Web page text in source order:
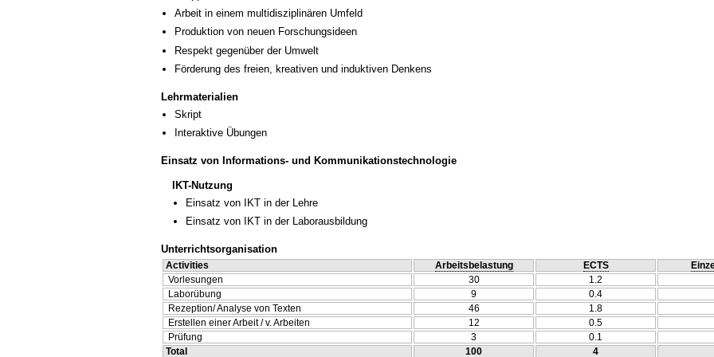
Arbeit in einem multidisziplinären Umfeld
Produktion von neuen Forschungsideen
Respekt gegenüber der Umwelt
Förderung des freien, kreativen und induktiven Denkens
Lehrmaterialien
Skript
Interaktive Übungen
Einsatz von Informations- und Kommunikationstechnologie
IKT-Nutzung
Einsatz von IKT in der Lehre
Einsatz von IKT in der Laborausbildung
Unterrichtsorganisation
Activities Arbeitsbelastung ECTS
Vorlesungen
30 1.2
Laborübung
9 0.4
Rezeption/ Analyse von Texten
46 1.8
Erstellen einer Arbeit / v. Arbeiten
12
0.5
Prüfung
3
0.1
Total
100 4